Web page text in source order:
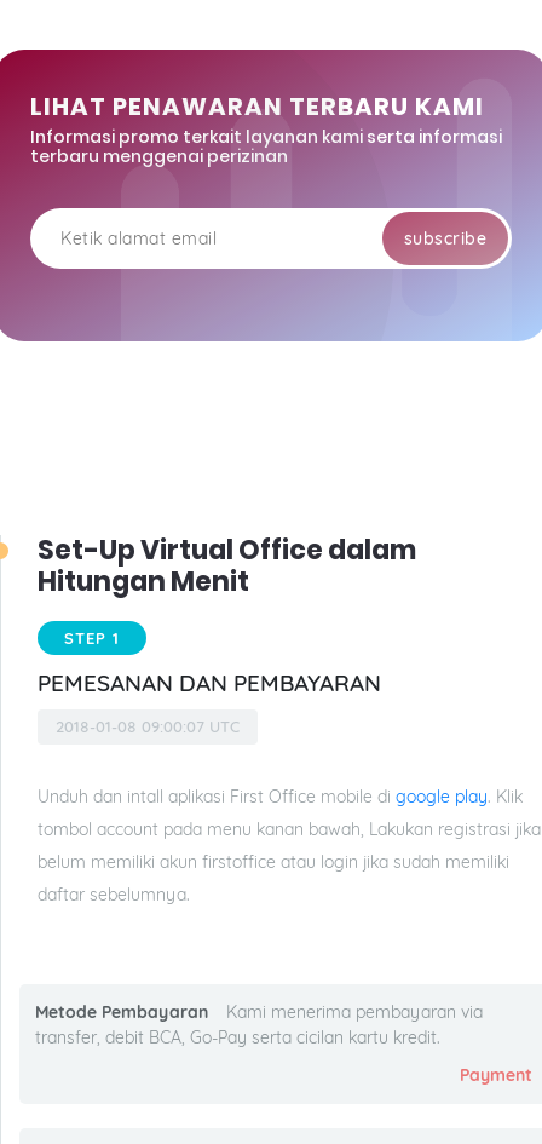
LIHAT PENAWARAN TERBARU KAMI
Informasi promo terkait layanan kami serta informasi
terbaru menggenai perizinan
Set-Up Virtual Office dalam
Hitungan Menit
STEP 1
PEMESANAN DAN PEMBAYARAN
2018-01-08 09:00:07 UTC
Unduh dan intall aplikasi First Office mobile di google play. Klik
tombol account pada menu kanan bawah, Lakukan registrasi jika
belum memiliki akun firstoffice atau login jika sudah memiliki
daftar sebelumnya.
Metode Pembayaran
Kami menerima pembayaran via
transfer, debit BCA, Go-Pay serta cicilan kartu kredit.
Payment